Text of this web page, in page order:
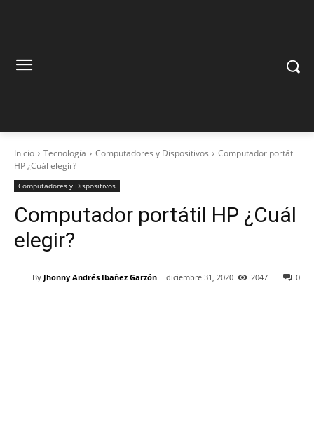
Inicio Tecnología Computadores y Dispositivos
Computador portátil
HP ¿Cuál elegir?
Computadores y Dispositivos
Computador portátil HP ¿Cuál
elegir?
By Jhonny Andrés Ibañez Garzón diciembre 31, 2020 0
2047